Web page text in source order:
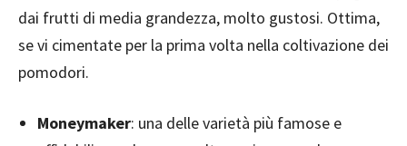
dai frutti di media grandezza, molto gustosi. Ottima,
se vi cimentate per la prima volta nella coltivazione dei
pomodori.
Moneymaker: una delle varietà più famose e